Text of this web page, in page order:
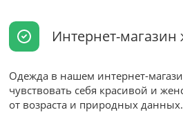
Интернет-
Одежда в нашем интернет-
чувствовать себя красивой и
от возраста и природных данных.